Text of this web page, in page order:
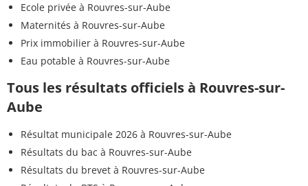
Ecole privée à Rouvres-sur-Aube
Maternités à Rouvres-sur-Aube
Prix immobilier à Rouvres-sur-Aube
Eau potable à Rouvres-sur-Aube
Tous les résultats officiels à Rouvres-sur-
Aube
Résultat municipale 2026 à Rouvres-sur-Aube
Résultats du bac à Rouvres-sur-Aube
Résultats du brevet à Rouvres-sur-Aube